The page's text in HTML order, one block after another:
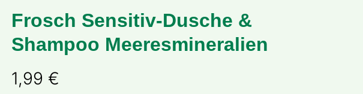
Frosch Sensitiv-Dusche &
Shampoo Meeresmineralien
1,99 €